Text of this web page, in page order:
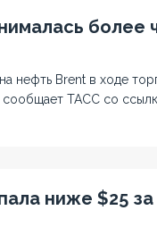
более
нефть Brent в ходе
сообщает ТАСС со
ниже $25